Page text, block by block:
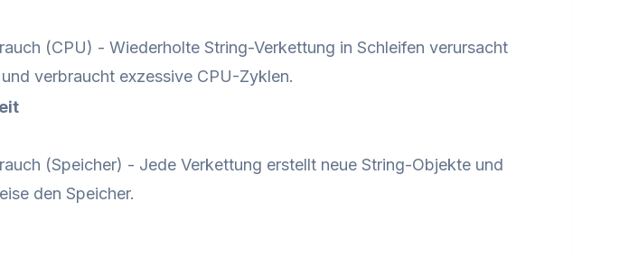
(CPU) - Wiederholte String-Verkettung in Schleifen verursacht
verbraucht exzessive CPU-Zyklen.
(Speicher) - Jede Verkettung erstellt neue String-Objekte und
den Speicher.